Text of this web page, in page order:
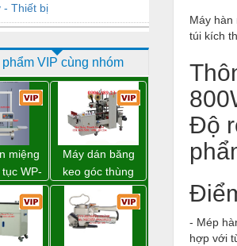
- Thiết bị
Thi công
nghiệp
Thiết bị
xác Thiết bị
cầm tay
phẩm VIP cùng nhóm
miệng
WP-
chính
giá tốt
Máy dán băng
keo góc thùng
carton giá tốt
Đồng Nai
Máy hàn
túi kích
Độ
- Mép
hợp với